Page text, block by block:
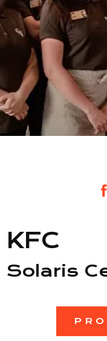
KFC
Solaris